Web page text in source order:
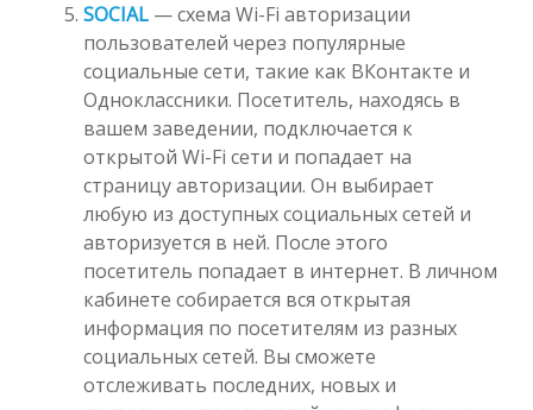
SOCIAL — схема Wi-Fi авторизации
пользователей через популярные
социальные сети, такие как ВКонтакте и
Одноклассники. Посетитель, находясь в
вашем заведении, подключается к
открытой Wi-Fi сети и попадает на
страницу авторизации. Он выбирает
любую из доступных социальных сетей и
авторизуется в ней. После этого
посетитель попадает в интернет. В личном
кабинете собирается вся открытая
информация по посетителям из разных
социальных сетей. Вы сможете
отслеживать последних, новых и